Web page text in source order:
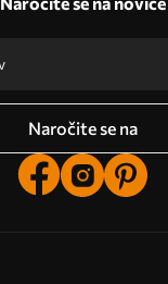
Naročite se na